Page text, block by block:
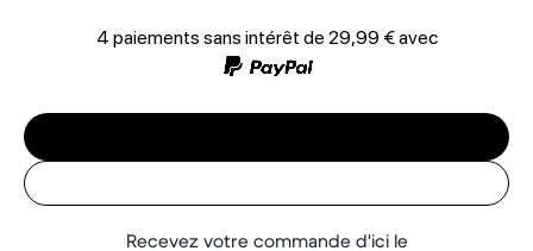
4 paiements sans intérêt de 29,99 €avec
Recevez votre commande d'ici le